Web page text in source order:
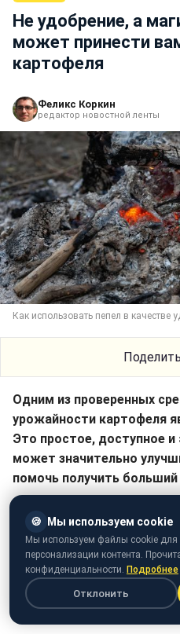
Не удобрение, а
может принести
картофеля
Феликс Коркин
редактор новостной ленты
Как использовать пепел в качестве
Одним из проверенных
урожайности картофеля
Это простое, доступное
может значительно
помочь получить
можно использовать золу
почему они так полезна.
🍪 Мы используем cookie
Мы используем файлы cookie для
персонализации контента.
конфиденциальности. Подробнее
Отклонить